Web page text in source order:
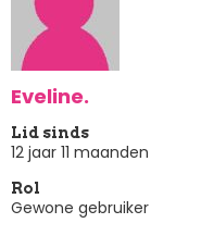
Eveline.
Lid sinds
12 jaar 11 maanden
Rol
Gewone gebruiker